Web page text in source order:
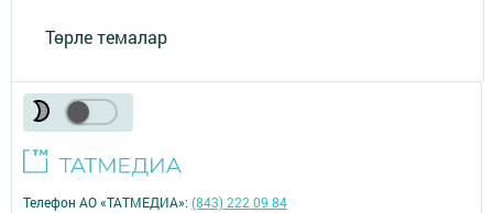
Төрле темалар
Телефон АО «ТАТМЕДИА»:(843) 222 09 84